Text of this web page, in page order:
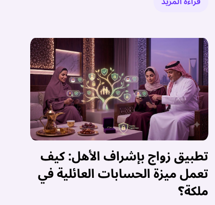
تطبيق زواج بإشراف الأهل: كيف
تعمل ميزة الحسابات العائلية في
ملكة؟